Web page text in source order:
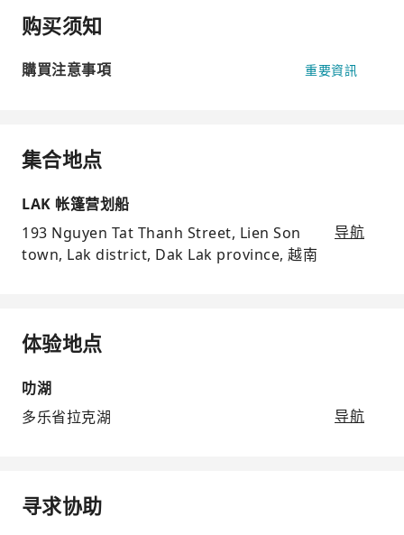
购买须知
購買注意事項 重要資訊
集合地点
LAK 帐篷营划船
193 Nguyen Tat Thanh Street, Lien Son
town, Lak district, Dak Lak province, 越南
导航
体验地点
叻湖
多乐省拉克湖
导航
寻求协助